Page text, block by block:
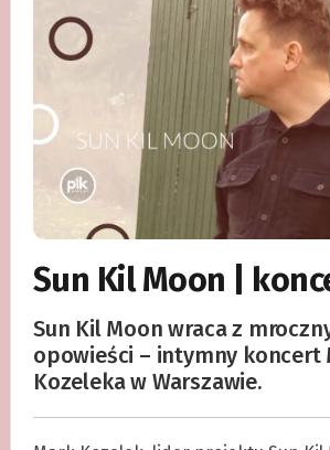
Sun Kil Moon |
Sun Kil Moon wraca z
opowieści – intymny koncert
Kozeleka w Warszawie.